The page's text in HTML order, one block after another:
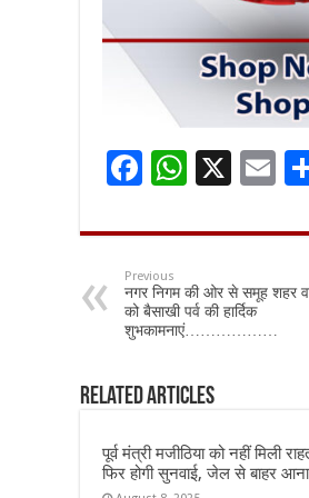
F
e
b
o
o
k
W
at
sA
p
p
X
E
ai
Previous
नगर निगम की ओर से समूह शहर
को बैसाखी पर्व की हार्दिक
शुभकामनाएं………………
Related Articles
पूर्व मंत्री मजीठिया को नहीं मिली
फिर होगी सुनवाई, जेल से बाहर